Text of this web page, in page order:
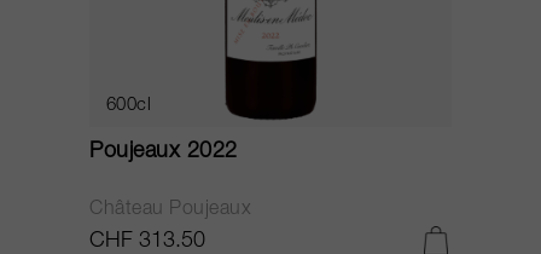
600cl
Poujeaux 2022
Château Poujeaux
CHF 313.50